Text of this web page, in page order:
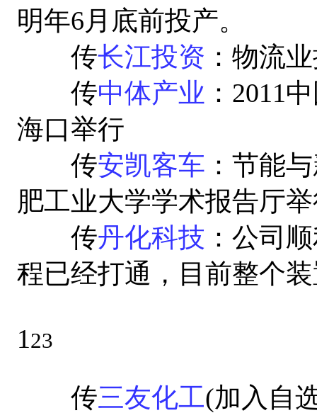
明年6月底前投产。
传长江投资 ：物流
传中体产业 ：2011
海口举行
传安凯客车 ：节能
肥工业大学学术报告厅
传丹化科技 ：公司
程已经打通，目前整个
123
传三友化工(加入自